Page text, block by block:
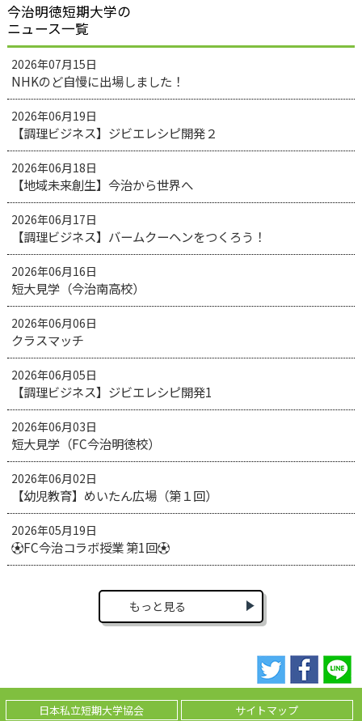
今治明徳短期大学の
ニュース一覧
2026年07月15日
NHKのど自慢に出場しました！
2026年06月19日
【調理ビジネス】ジビエレシピ開発２
2026年06月18日
【地域未来創生】今治から世界へ
2026年06月17日
【調理ビジネス】バームクーヘンをつくろう！
2026年06月16日
短大見学（今治南高校）
2026年06月06日
クラスマッチ
2026年06月05日
【調理ビジネス】ジビエレシピ開発1
2026年06月03日
短大見学（FC今治明徳校）
2026年06月02日
【幼児教育】めいたん広場（第１回）
2026年05月19日
⚽️FC今治コラボ授業 第1回⚽️
もっと見る
日本私立短期大学協会 サイトマップ